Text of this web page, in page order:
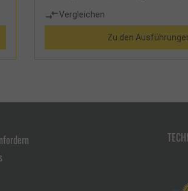
hydraulischer Hochdruckverstärker,
Spannsystem,
zur leichteren
hydraulische Spindel 1 Satz glatte
Handkurbel Bedienungshandbuch 4
Vergleichen
Zu den